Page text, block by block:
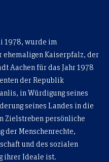
1978, wurde im
ehemaligen Kaiserpfalz, der
Aachen für das Jahr 1978
der Republik
in Würdigung seines
seines Landes in die
Zielstreben persönliche
der Menschenrechte,
und des sozialen
ihrer Ideale ist.